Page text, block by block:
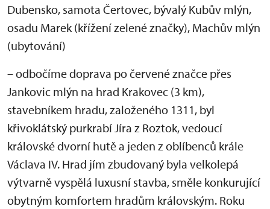
Dubensko, samota Čertovec, bývalý Kubův mlýn,
osadu Marek (křížení zelené značky), Machův mlýn
(ubytování)
– odbočíme doprava po červené značce přes
Jankovic mlýn na hrad Krakovec (3 km),
stavebníkem hradu, založeného 1311, byl
křivoklátský purkrabí Jíra z Roztok, vedoucí
královské dvorní hutě a jeden z oblíbenců krále
Václava IV. Hrad jím zbudovaný byla velkolepá
výtvarně vyspělá luxusní stavba, směle konkurující
obytným komfortem hradům královským. Roku